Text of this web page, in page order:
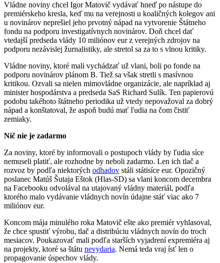
Vládne noviny chcel Igor Matovič vydávať hneď po nástupe do
premiérskeho kresla, keď mu na verejnosti u koaličných kolegov ani
u novinárov neprešiel jeho prvotný nápad na vytvorenie Štátneho
fondu na podporu investigatívnych novinárov. Doň chcel dať
vtedajší predseda vlády 10 miliónov eur z verejných zdrojov na
podporu nezávislej žurnalistiky, ale stretol sa za to s vlnou kritiky.
Vládne noviny, ktoré mali vychádzať už vlani, boli po fonde na
podporu novinárov plánom B. Tiež sa však stretli s masívnou
kritikou. Ozvali sa nielen mimovládne organizácie, ale napríklad aj
minister hospodárstva a predseda SaS Richard Sulík. Ten papierovú
podobu takéhoto štátneho periodika už vtedy nepovažoval za dobrý
nápad a konštatoval, že aspoň budú mať ľudia na čom čistiť
zemiaky.
Nič nie je zadarmo
Za noviny, ktoré by informovali o postupoch vlády by ľudia síce
nemuseli platiť, ale rozhodne by neboli zadarmo. Len ich tlač a
rozvoz by podľa niektorých odhadov stáli státisíce eur. Opozičný
poslanec Matúš Šutaja Eštok (Hlas-SD) sa vlani koncom decembra
na Facebooku odvolával na utajovaný vládny materiál, podľa
ktorého malo vydávanie vládnych novín údajne stáť viac ako 7
miliónov eur.
Koncom mája minulého roka Matovič ešte ako premiér vyhlasoval,
že chce spustiť výrobu, tlač a distribúciu vládnych novín do troch
mesiacov. Poukazovať mali podľa starších vyjadrení expremiéra aj
na projekty, ktoré sa štátu nevydaria. Nemá teda vraj ísť len o
propagovanie úspechov vlády.